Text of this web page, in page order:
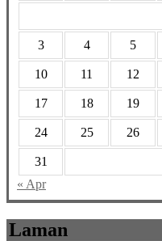
3 4 5
10 11 12
17 18 19
24 25 26
31
« Apr
Laman